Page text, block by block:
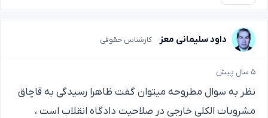
داود سلیمانی معز کارشناس حقوقی
۵ سال پیش
نظر به سوال مطروحه میتوان گفت ظاهرا رسیدگی به قاچاق
مشروبات الکلی خارجی در صلاحیت دادگاه انقلاب است ،